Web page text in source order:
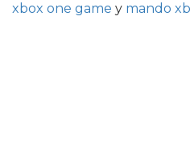
xbox one game y mando